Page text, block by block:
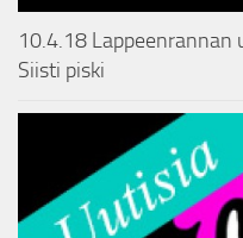
10.4.18 Lappeenrannan
Siisti piski